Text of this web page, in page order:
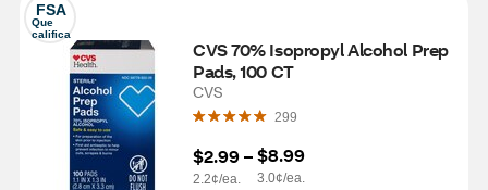
FSA
Que
califica
CVS 70% Isopropyl Alcohol Prep
Pads, 100 CT
CVS
299
$2.99 –
2.2¢/ea.
$8.99
3.0¢/ea.